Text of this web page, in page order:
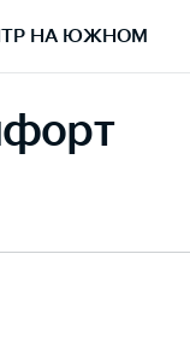
НА ЮЖНОМ